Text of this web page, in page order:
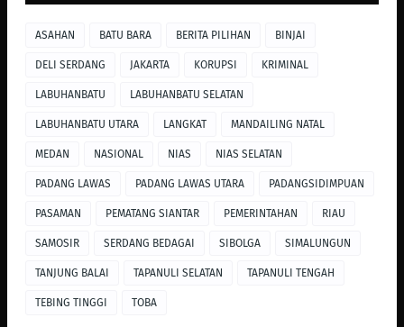
ASAHAN BATU BARA BERITA PILIHAN BINJAI
DELI SERDANG JAKARTA KORUPSI KRIMINAL
LABUHANBATU LABUHANBATU SELATAN
LABUHANBATU UTARA LANGKAT MANDAILING NATAL
MEDAN NASIONAL NIAS NIAS SELATAN
PADANG LAWAS PADANG LAWAS UTARA PADANGSIDIMPUAN
PASAMAN PEMATANG SIANTAR PEMERINTAHAN RIAU
SAMOSIR SERDANG BEDAGAI SIBOLGA SIMALUNGUN
TANJUNG BALAI TAPANULI SELATAN TAPANULI TENGAH
TEBING TINGGI TOBA